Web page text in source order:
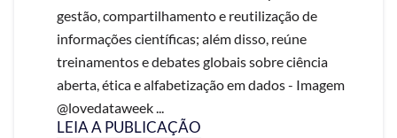
gestão, compartilhamento e reutilização de
informações científicas; além disso, reúne
treinamentos e debates globais sobre ciência
aberta, ética e alfabetização em dados - Imagem
@lovedataweek ...
LEIA A PUBLICAÇÃO